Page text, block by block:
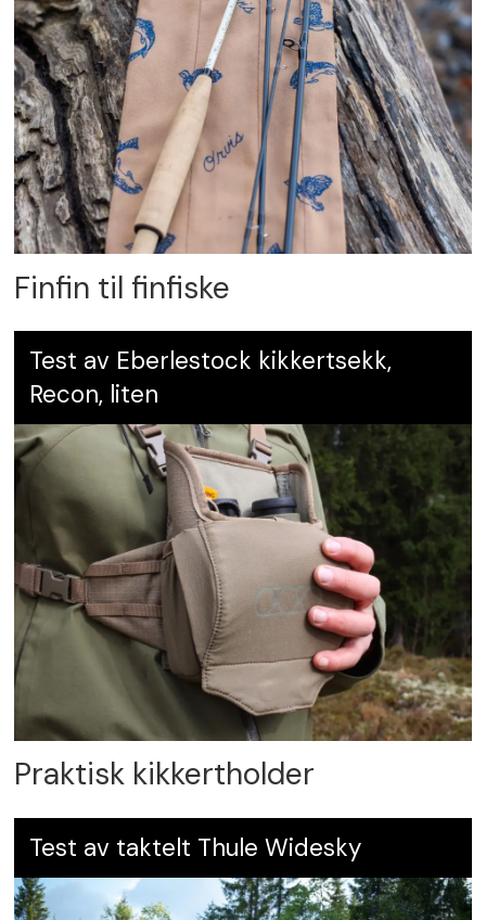
Finfin til finfiske
Test av Eberlestock kikkertsekk,
Recon, liten
Praktisk kikkertholder
Test av taktelt Thule Widesky